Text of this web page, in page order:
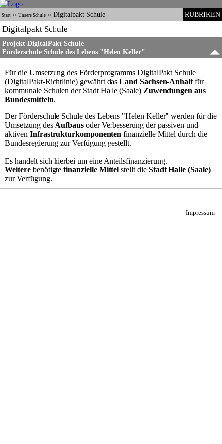
RUBRIKEN
Start » Unsere Schule » Digitalpakt Schule
Digitalpakt Schule
Projekt DigitalPakt Schule
Förderschule Schule des Lebens "Helen Keller"
Für die Umsetzung des Förderprogramms DigitalPakt Schule
(DigitalPakt-Richtlinie) gewährt das Land Sachsen-Anhalt für
kommunale Schulen der Stadt Halle (Saale) Zuwendungen aus
Bundesmitteln.
Der Förderschule Schule des Lebens "Helen Keller" werden für die
Umsetzung des Aufbaus oder Verbesserung der passiven und
aktiven Infrastrukturkomponenten finanzielle Mittel durch die
Bundesregierung zur Verfügung gestellt.
Es handelt sich hierbei um eine Anteilsfinanzierung.
Weitere benötigte finanzielle Mittel stellt die Stadt Halle (Saale)
zur Verfügung.
Impressum